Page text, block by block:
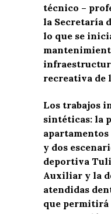
técnico –
la Secretaría
lo que se
recreativa de
Los trabajos
sintéticas: la
apartamentos
y dos
deportiva
Auxiliar y la
atendidas
que permitirá